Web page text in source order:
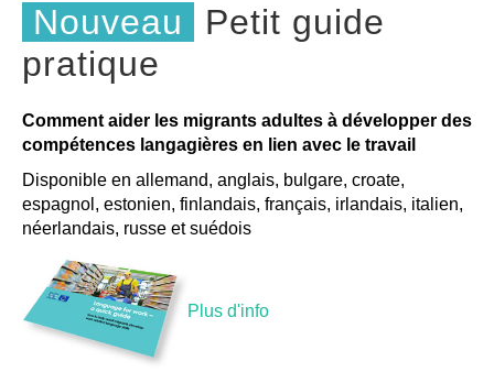
Nouveau
Petit guide
pratique
Comment aider les migrants adultes à développer des
compétences langagières en lien avec le travail
Disponible en allemand, anglais, bulgare, croate,
espagnol, estonien, finlandais, français, irlandais, italien,
néerlandais, russe et suédois
Plus d'info